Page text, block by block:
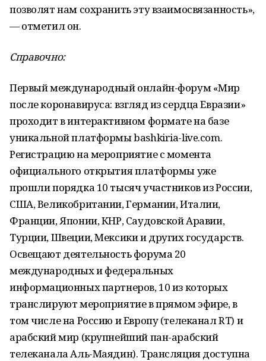
позволят нам сохранить эту взаимосвязанность»,
— отметил он.
Справочно:
Первый международный онлайн-форум «Мир
после коронавируса: взгляд из сердца Евразии»
проходит в интерактивном формате на базе
уникальной платформы bashkiria-live.com.
Регистрацию на мероприятие с момента
официального открытия платформы уже
прошли порядка 10 тысяч участников из России,
США, Великобритании, Германии, Италии,
Франции, Японии, КНР, Саудовской Аравии,
Турции, Швеции, Мексики и других государств.
Освещают деятельность форума 20
международных и федеральных
информационных партнеров, 10 из которых
транслируют мероприятие в прямом эфире, в
том числе на Россию и Европу (телеканал RT) и
арабский мир (крупнейший пан-арабский
телеканала Аль-Маядин). Трансляция доступна